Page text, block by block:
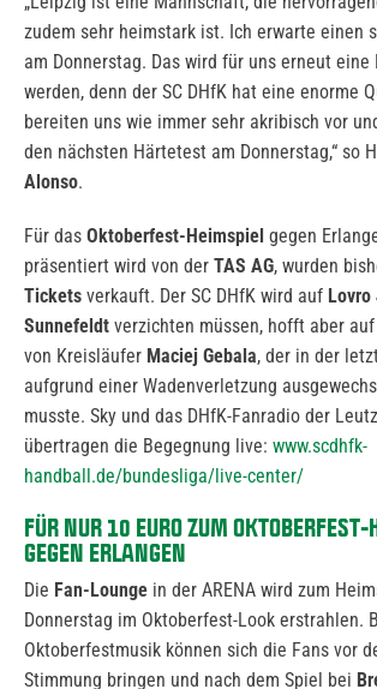
zudem sehr heimstark ist. Ich erwarte einen
am Donnerstag. Das wird für uns erneut eine
werden, denn der SC DHfK hat eine enorme
bereiten uns wie immer sehr akribisch vor
den nächsten Härtetest am Donnerstag,“ so
Alonso.
Für das Oktoberfest-Heimspiel gegen
präsentiert wird von der TAS AG, wurden
Tickets verkauft. Der SC DHfK wird auf
Sunnefeldt verzichten müssen, hofft aber
von Kreisläufer Maciej Gebala, der in der
aufgrund einer Wadenverletzung
musste. Sky und das DHfK-Fanradio der
übertragen die Begegnung live: www.scdhfk-
handball.de/bundesliga/live-center/
FÜR NUR 10 EURO ZUM
GEGEN ERLANGEN
Die Fan-Lounge in der ARENA wird zum
Donnerstag im Oktoberfest-Look erstrahlen.
Oktoberfestmusik können sich die Fans vor
Stimmung bringen und nach dem Spiel bei